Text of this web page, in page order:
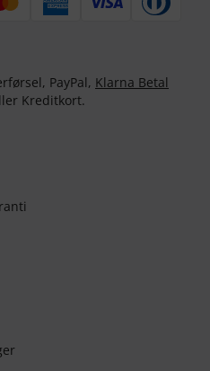
PayPal, Klarna Betal
Kreditkort.